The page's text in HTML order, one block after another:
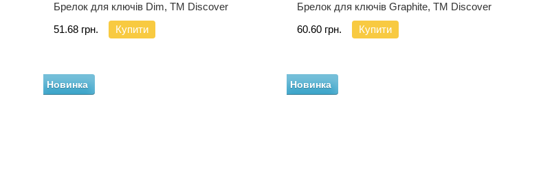
Брелок для ключів Dim, TM Discover
51.68 грн.
Купити
Брелок для ключів Graphite, TM Discover
60.60 грн.
Купити
Новинка Новинка